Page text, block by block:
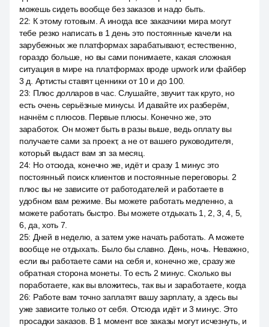
можешь сидеть вообще без заказов и надо быть.
22: К этому готовым. А иногда все заказчики мира могут
тебе резко написать в 1 день это постоянные качели на
зарубежных же платформах зарабатывают, естественно,
гораздо больше, но вы сами понимаете, какая сложная
ситуация в мире на платформах вроде upwork или файбер
3 д. Артисты ставят ценники от 10 и до 100.
23: Плюс долларов в час. Слушайте, звучит так круто, но
есть очень серьёзные минусы. И давайте их разберём,
начнём с плюсов. Первые плюсы. Конечно же, это
заработок. Он может быть в разы выше, ведь оплату вы
получаете сами за проект, а не от вашего руководителя,
который выдаст вам зп за месяц.
24: Но отсюда, конечно же, идёт и сразу 1 минус это
постоянный поиск клиентов и постоянные переговоры. 2
плюс вы не зависите от работодателей и работаете в
удобном вам режиме. Вы можете работать медленно, а
можете работать быстро. Вы можете отдыхать 1, 2, 3, 4, 5,
6, да, хоть 7.
25: Дней в неделю, а затем уже начать работать. А можете
вообще не отдыхать. Было бы славно. День, ночь. Неважно,
если вы работаете сами на себя и, конечно же, сразу же
обратная сторона монеты. То есть 2 минус. Сколько вы
поработаете, как вы вложитесь, так вы и заработаете, когда
26: Работе вам точно заплатят вашу зарплату, а здесь вы
уже зависите только от себя. Отсюда идёт и 3 минус. Это
просадки заказов. В 1 момент все заказы могут исчезнуть, и